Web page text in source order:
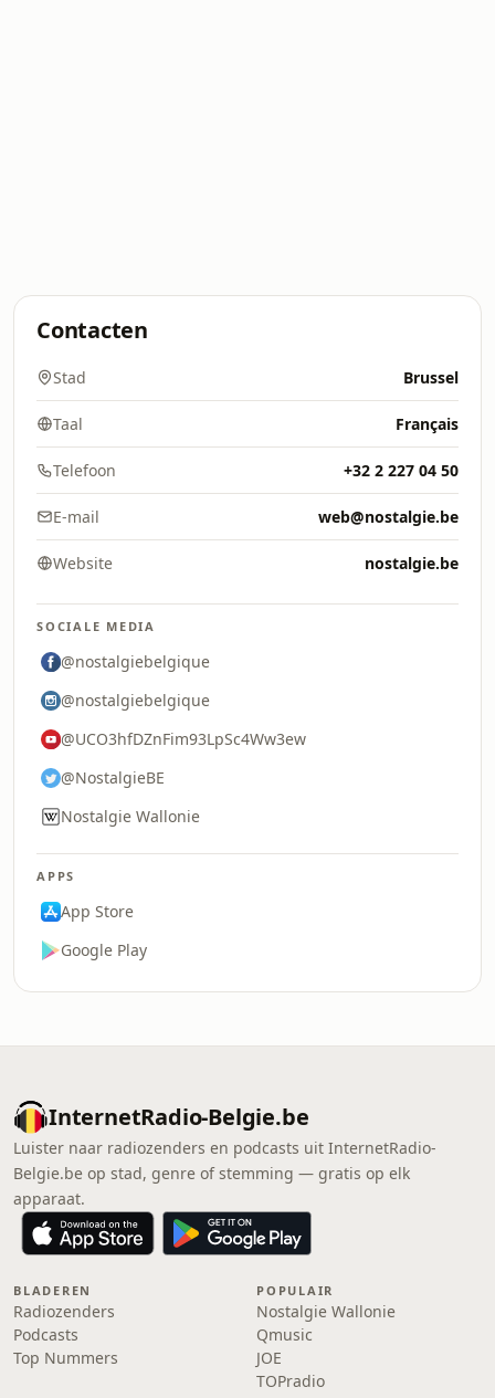
Contacten
Stad Brussel
Taal Français
Telefoon +32 2 227 04 50
E-mail web@nostalgie.be
Website nostalgie.be
SOCIALE MEDIA
@nostalgiebelgique
@nostalgiebelgique
@UCO3hfDZnFim93LpSc4Ww3ew
@NostalgieBE
Nostalgie Wallonie
APPS
App Store
Google Play
InternetRadio-Belgie.be
Luister naar radiozenders en podcasts uit InternetRadio-
Belgie.be op stad, genre of stemming — gratis op elk
apparaat.
BLADEREN
Radiozenders
Podcasts
Top Nummers
POPULAIR
Nostalgie Wallonie
Qmusic
JOE
TOPradio